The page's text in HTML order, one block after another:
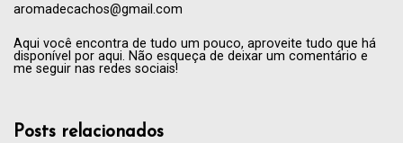
aromadecachos@gmail.com
Aqui você encontra de tudo um pouco, aproveite tudo que há
disponível por aqui. Não esqueça de deixar um comentário e
me seguir nas redes sociais!
Posts relacionados